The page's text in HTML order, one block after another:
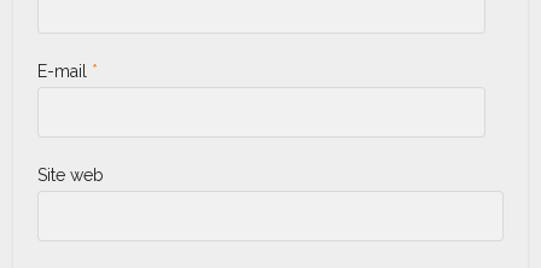
E-mail *
Site web